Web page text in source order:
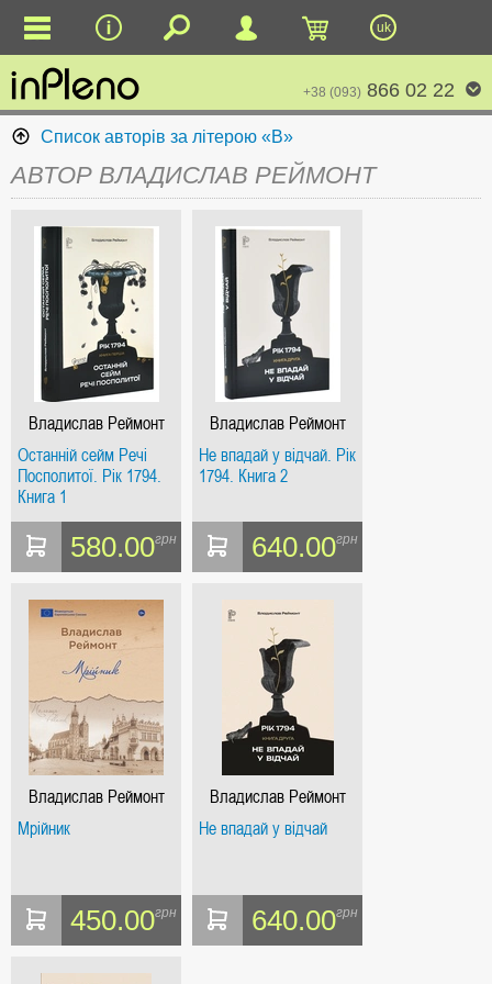
uk
+38 (093) 866 02 22
Список авторів за літерою «В»
АВТОР ВЛАДИСЛАВ РЕЙМОНТ
Владислав Реймонт
Останній сейм Речі
Посполитої. Рік 1794.
Книга 1
580.00грн
Владислав Реймонт
Не впадай у відчай. Рік
1794. Книга 2
640.00грн
Владислав Реймонт
Мрійник
450.00грн
Владислав Реймонт
Не впадай у відчай
640.00грн